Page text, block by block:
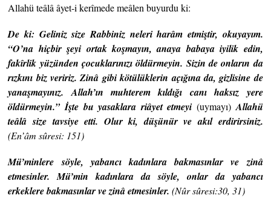
Allahü teâlâ âyet-i kerîmede meâlen buyurdu ki:
De ki: Geliniz size Rabbiniz neleri harâm etmiştir, okuyayım.
“O’na hiçbir şeyi ortak koşmayın, anaya babaya iyilik edin,
fakîrlik yüzünden çocuklarınızı öldürmeyin. Sizin de onların da
rızkını biz veririz. Zinâ gibi kötülüklerin açığına da, gizlisine de
yanaşmayınız. Allah’ın muhterem kıldığı canı haksız yere
öldürmeyin.” İşte bu yasaklara riâyet etmeyi (uymayı) Allahü
teâlâ size tavsiye etti. Olur ki, düşünür ve akıl erdirirsiniz.
(En’âm sûresi: 151)
Mü’minlere söyle, yabancı kadınlara bakmasınlar ve zinâ
etmesinler. Mü’min kadınlara da söyle, onlar da yabancı
erkeklere bakmasınlar ve zinâ etmesinler.(Nûr sûresi:30, 31)